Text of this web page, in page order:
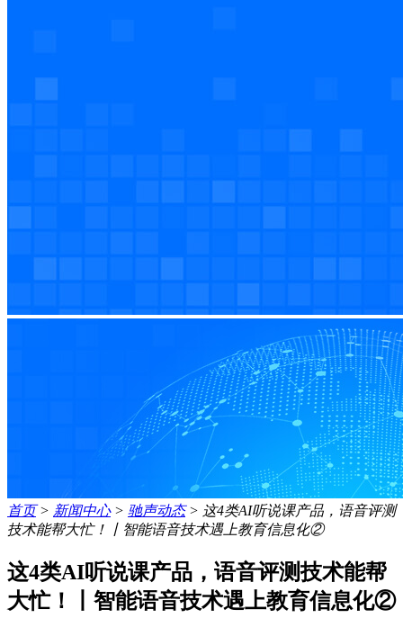
首页> 新闻中心> 驰声动态> 这4类AI听说课产品，语音评测
技术能帮大忙！丨智能语音技术遇上教育信息化②
这4类AI听说课产品，语音评测技术能帮
大忙！丨智能语音技术遇上教育信息化②